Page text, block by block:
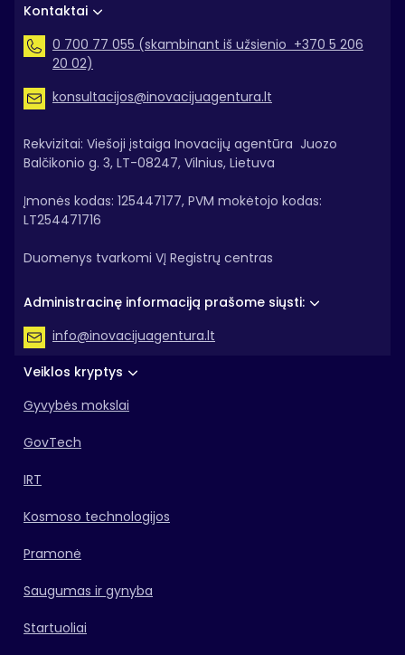
Veiklos kryptys
Gyvybės mokslai
GovTech
IRT
Kosmoso technologijos
Pramonė
Saugumas ir gynyba
Startuoliai
Kontaktai
0 700 77 055 (skambinant iš užsienio +370 5 206
20 02)
konsultacijos@inovacijuagentura.lt
Rekvizitai: Viešoji įstaiga Inovacijų agentūra Juozo
Balčikonio g. 3, LT-08247, Vilnius, Lietuva
Įmonės kodas: 125447177, PVM mokėtojo kodas:
LT254471716
Duomenys tvarkomi VĮ Registrų centras
Administracinę informaciją prašome siųsti:
info@inovacijuagentura.lt